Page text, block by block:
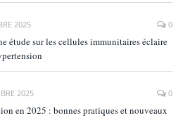
2025 0
étude sur les cellules immunitaires éclaire
2025 0
en 2025 : bonnes pratiques et nouveaux